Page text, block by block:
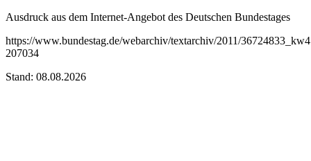
Ausdruck aus dem Internet-Angebot des Deutschen Bundestages
https://www.bundestag.de/webarchiv/textarchiv/2011/
207034
Stand: 08.08.2026